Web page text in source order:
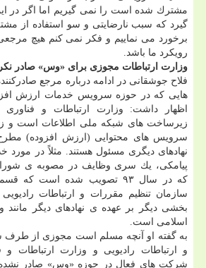
مشترك شده است را نمی گیریم اما اگر در
گیرد كه سبب نارضایتی و سو استفاده از
برخورد می نماییم و فكر نمی كنم هیچ
رویكرد ما باشد.
وزارت ارتباطات مجوزی برای «وس» صادر
فلاح جوشقانی در ادامه درباره مرجع
هایی كه در حوزه سرویس خدمات ارزش
اظهار داشت: وزارت ارتباطات و فناوری
زیرساخت های شبكه ملی اطلاعات است و
سرویس های محتوایی (ارزش افزوده)
نهادهای دیگری مسئول هستند. مثلاً در
پیامكی، یك سری وظایف در مصوبه ی
كه در سال ۹۳ تصویب شده است
سازمان تنظیم مقررات و ارتباطات رادیویی
بخشی دیگر بر عهده ی نهادهای دیگر مانند
اسلامی است.
به گفته او آنچه مسلم است مجوزی از طرف
و ارتباطات رادیویی و وزارت ارتباطات و
شركت های فعال در حوزه «وس» صادر